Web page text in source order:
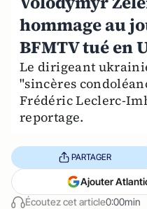
hommage au
BFMTV tué en
Le dirigeant
"sincères
Frédéric Leclerc-
reportage.
Écoutez cet article0:00min
PARTAGER
Ajouter